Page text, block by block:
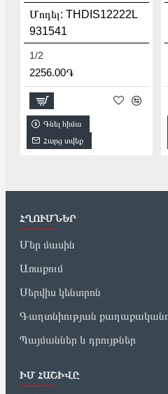
Մոդել: THDIS12222L
931541
1/2
2256.00֏
Գնել հիմա
Հարց տվեք
ՀՂՈՒՄՆԵՐ
Մեր մասին
Առաքում
Սերվիս կենտրոն
Գաղտնիության
Պայմաններ և դրույթներ
ԻՄ ՀԱՇԻՎԸ